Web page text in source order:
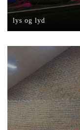
lys og lyd